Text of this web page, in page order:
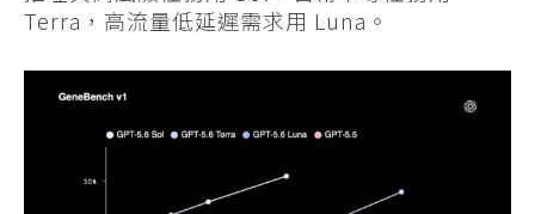
Terra，高流量低延遲需求用 Luna。